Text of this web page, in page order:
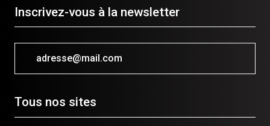
Inscrivez-vous à la newsletter
adresse@mail.com
Tous nos sites